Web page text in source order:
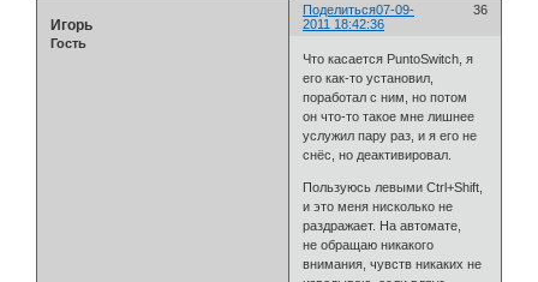
Поделиться 36
07-09-
2011 18:42:36
Игорь
Гость
Что касается PuntoSwitch, я
его как-то установил,
поработал с ним, но потом
он что-то такое мне лишнее
услужил пару раз, и я его не
снёс, но деактивировал.
Пользуюсь левыми Ctrl+Shift,
и это меня нисколько не
раздражает. На автомате,
не обращаю никакого
внимания, чувств никаких не